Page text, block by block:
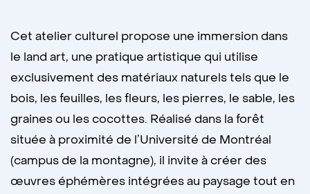
Cet atelier culturel propose une immersion dans
le land art, une pratique artistique qui utilise
exclusivement des matériaux naturels tels que le
bois, les feuilles, les fleurs, les pierres, le sable, les
graines ou les cocottes. Réalisé dans la forêt
située à proximité de l’Université de Montréal
(campus de la montagne), il invite à créer des
œuvres éphémères intégrées au paysage tout en